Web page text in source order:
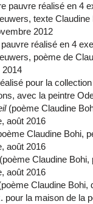
pauvre réalisé en 4
texte Claudine
2012
réalisé en 4
poème de
2014
pour la
avec la peintre
(poème Claudine
août 2016
Claudine Bohi,
août 2016
(poème Claudine
août 2016
Claudine Bohi,
pour la maison de la